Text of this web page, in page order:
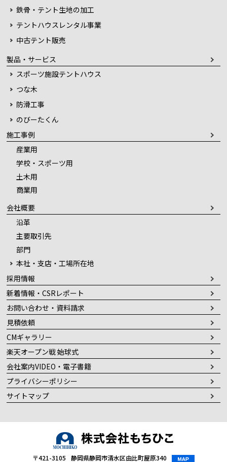
鉄骨・テント生地の加工
テントハウスレンタル事業
中古テント販売
製品・サービス
スポーツ施設テントハウス
つな木
防滑工事
のびーたくん
施工事例
産業用
学校・スポーツ用
土木用
商業用
会社概要
沿革
主要取引先
部門
本社・支店・工場所在地
採用情報
新着情報・CSRレポート
お問い合わせ・資料請求
見積依頼
CMギャラリー
楽天オープン戦 始球式
会社案内VIDEO・電子書籍
プライバシーポリシー
サイトマップ
〒421-3105 静岡県静岡市清水区由比町屋原340